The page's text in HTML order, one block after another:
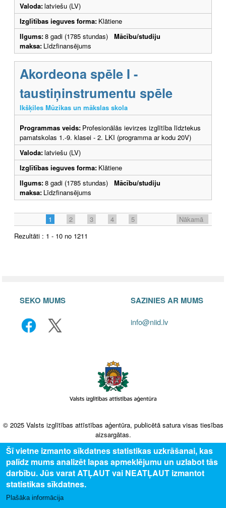
Valoda:latviešu (LV)
Izglītības ieguves forma: Klātiene
Ilgums:8 gadi (1785 stundas) Mācību/studiju
maksa: Līdzfinansējums
Akordeona spēle I -
taustiņinstrumentu spēle
Ikšķiles Mūzikas un mākslas skola
Programmas veids: Profesionālās ievirzes izglītība līdztekus
pamatskolas 1.-9. klasei - 2. LKI (programma ar kodu 20V)
Valoda:latviešu (LV)
Izglītības ieguves forma: Klātiene
Ilgums:8 gadi (1785 stundas) Mācību/studiju
maksa: Līdzfinansējums
1 2 3 4 5
Nākamā
Rezultāti : 1 - 10 no 1211
SEKO MUMS SAZINIES AR MUMS
info@niid.lv
© 2025 Valsts izglītības attīstības aģentūra, publicētā satura visas tiesības
aizsargātas.
Šī vietne izmanto sīkdatnes statistikas uzkrāšanai, kas
palīdz mums analizēt lapas apmeklējumu un uzlabot tās
darbību. Jūs varat ATĻAUT vai NEATĻAUT izmantot
statistikas sīkdatnes.
Plašāka informācija